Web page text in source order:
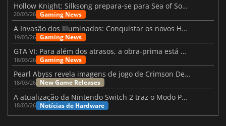
Hollow Knight: Silksong prepara-se para Sea of Sorrow com um patch
20/03/26 Gaming News
A Invasão dos Illuminados: Conquistar os novos Helldivers 2 Atualização!
19/03/26 Gaming News
GTA VI: Para além dos atrasos, a obra-prima está quase a chegar
18/03/26 Gaming News
Pearl Abyss revela imagens de jogo de Crimson Desert para a PS5
18/03/26 New Game Releases
A atualização da Nintendo Switch 2 traz o Modo Portátil aos jogos mais antigos da Switch
18/03/26 Notícias de Hardware